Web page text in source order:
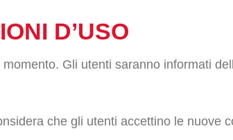
D’USO
Gli utenti saranno informati
che gli utenti accettino le nuove